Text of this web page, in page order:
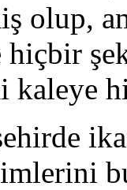
olup,
kaleye